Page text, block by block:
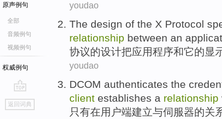
原声例句
全部
音频例句
视频例句
权威例句
go
top
返回词典
youdao
The design of the X Protocol
relationship between an
协议的设计把应用程序和它的显
youdao
DCOM authenticates the
client establishes a relationship
只有在用户端建立与伺服器的关